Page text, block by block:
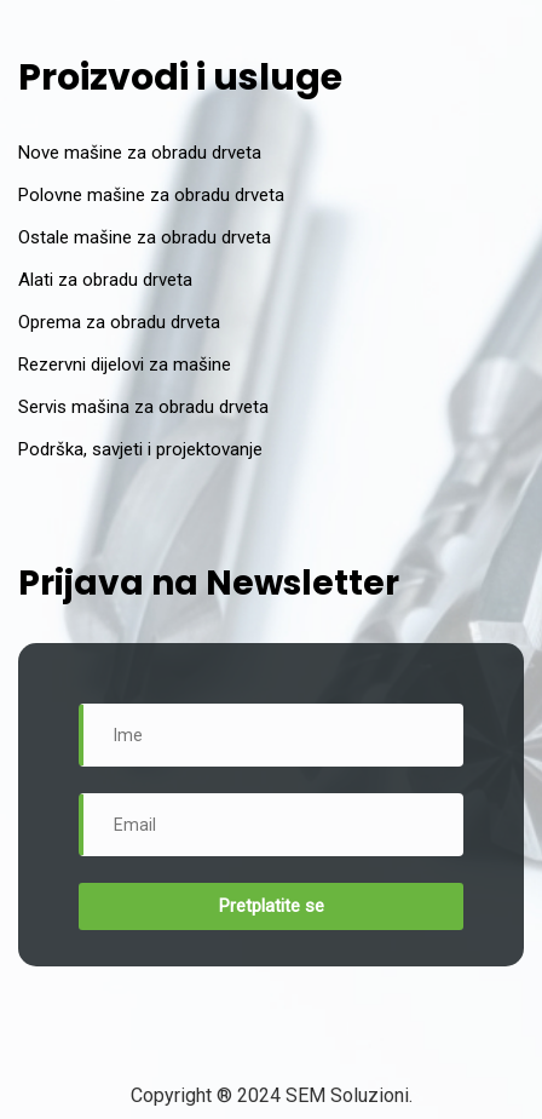
Proizvodi i usluge
Nove mašine za obradu drveta
Polovne mašine za obradu drveta
Ostale mašine za obradu drveta
Alati za obradu drveta
Oprema za obradu drveta
Rezervni dijelovi za mašine
Servis mašina za obradu drveta
Podrška, savjeti i projektovanje
Prijava na Newsletter
Copyright ® 2024 SEM Soluzioni.